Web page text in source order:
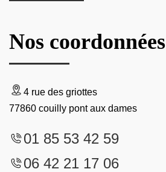
Nos coordonnées
4 rue des griottes
77860 couilly pont aux dames
01 85 53 42 59
06 42 21 17 06